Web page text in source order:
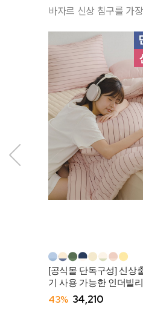
바자르 신상 침구를 가
[공식몰 단독구성] 신상
기 사용 가능한 인더빌
는 사계절 차렵이불 (SS/
43% 34,210